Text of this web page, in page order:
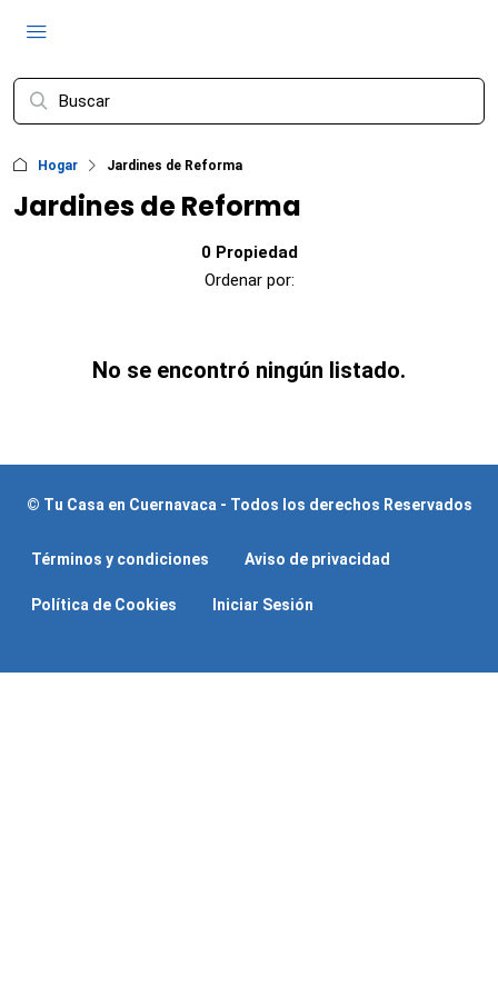
Hogar Jardines de Reforma
Jardines de Reforma
0 Propiedad
Ordenar por:
No se encontró ningún listado.
© Tu Casa en Cuernavaca - Todos los derechos Reservados
Términos y condiciones Aviso de privacidad
Política de Cookies Iniciar Sesión